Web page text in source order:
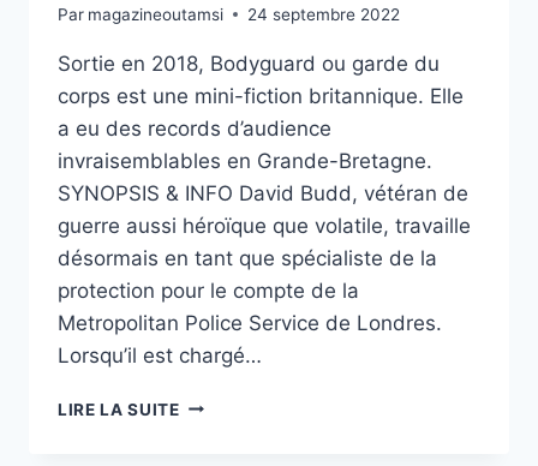
Par magazineoutamsi 24 septembre 2022
Sortie en 2018, Bodyguard ou garde du
corps est une mini-fiction britannique. Elle
a eu des records d’audience
invraisemblables en Grande-Bretagne.
SYNOPSIS & INFO David Budd, vétéran de
guerre aussi héroïque que volatile, travaille
désormais en tant que spécialiste de la
protection pour le compte de la
Metropolitan Police Service de Londres.
Lorsqu’il est chargé…
LIRE LA SUITE«BODYGUARD»-